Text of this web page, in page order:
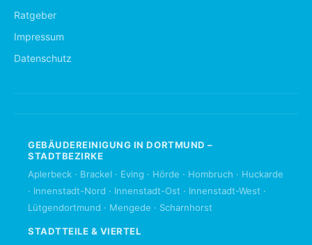
Ratgeber
Impressum
Datenschutz
GEBÄUDEREINIGUNG IN DORTMUND –
STADTBEZIRKE
Aplerbeck · Brackel · Eving · Hörde · Hombruch · Huckarde
· Innenstadt-Nord · Innenstadt-Ost · Innenstadt-West ·
Lütgendortmund · Mengede · Scharnhorst
STADTTEILE & VIERTEL